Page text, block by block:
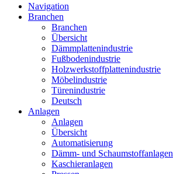
Navigation
Branchen
Branchen
Übersicht
Dämmplattenindustrie
Fußbodenindustrie
Holzwerkstoffplattenindustrie
Möbelindustrie
Türenindustrie
Deutsch
Anlagen
Anlagen
Übersicht
Automatisierung
Dämm- und Schaumstoffanlagen
Kaschieranlagen